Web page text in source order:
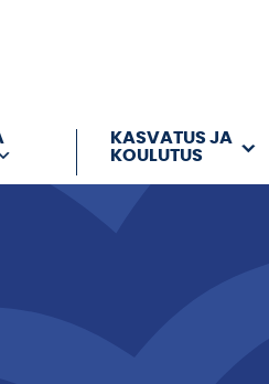
KASVATUS JA
KOULUTUS